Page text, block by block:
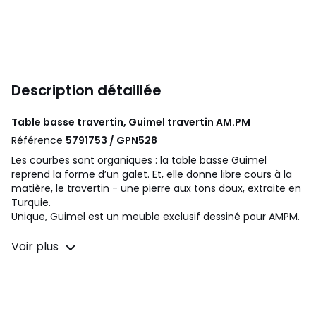
Description détaillée
Table basse travertin, Guimel travertin AM.PM
Référence 5791753 / GPN528
Les courbes sont organiques : la table basse Guimel
reprend la forme d’un galet. Et, elle donne libre cours à la
matière, le travertin - une pierre aux tons doux, extraite en
Turquie.
Unique, Guimel est un meuble exclusif dessiné pour AMPM.
Description
• Plateau en travertin, une pierre originaire de Turquie,
Voir plus